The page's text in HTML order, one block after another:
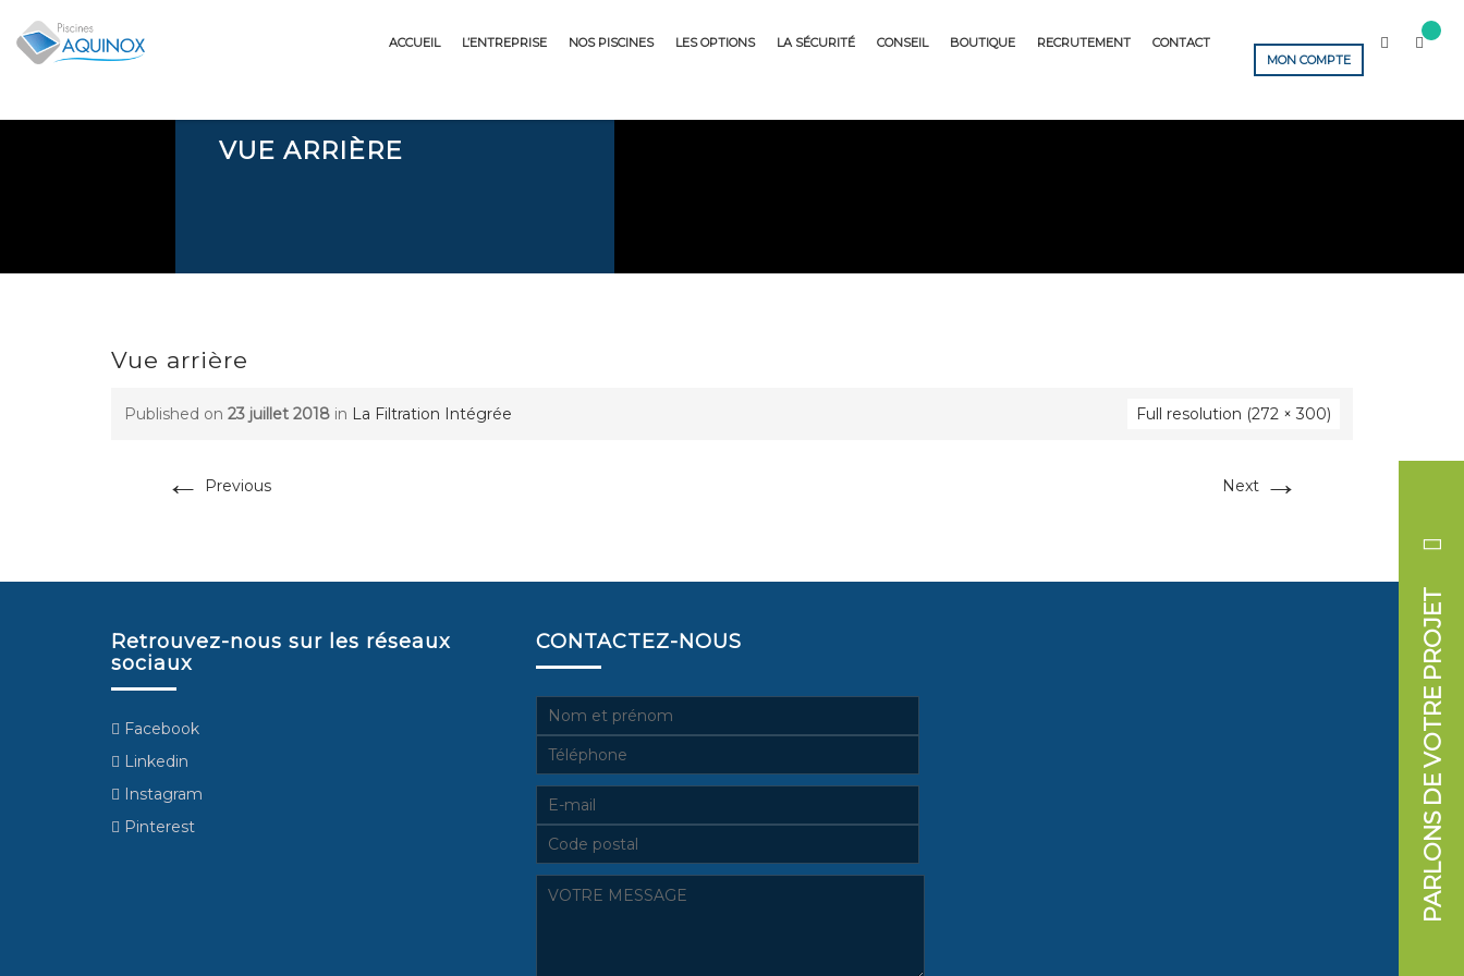
content
ACCUEIL L’ENTREPRISE NOS PISCINES LES OPTIONS LA SÉCURITÉ CONSEIL BOUTIQUE RECRUTEMENT
CONTACT
MON COMPTE
VUE ARRIÈRE
Vue arrière
Published on 23 juillet 2018 in La Filtration Intégrée Full resolution (272 × 300)
← Previous Next →
Retrouvez-nous sur les réseaux
sociaux
Facebook
Linkedin
Instagram
Pinterest
CONTACTEZ-NOUS PARLONS DE VOTRE PROJET